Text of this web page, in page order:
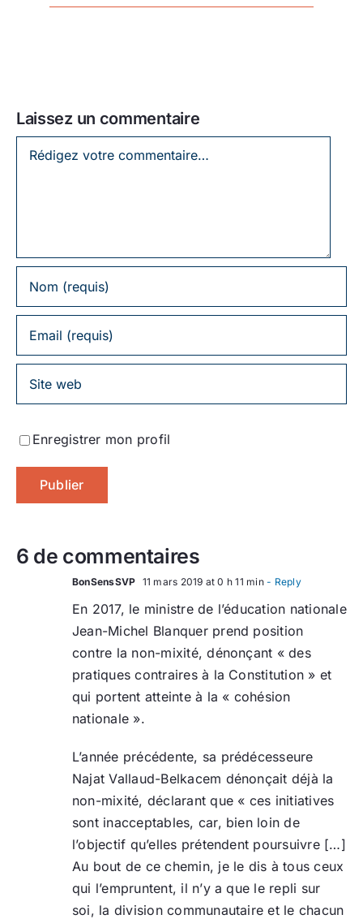
6 de commentaires
BonSensSVP 11 mars 2019 at 0 h 11 min- Reply
En 2017, le ministre de l’éducation nationale
Jean-Michel Blanquer prend position
contre la non-mixité, dénonçant « des
pratiques contraires à la Constitution » et
qui portent atteinte à la « cohésion
nationale ».
L’année précédente, sa prédécesseure
Najat Vallaud-Belkacem dénonçait déjà la
non-mixité, déclarant que « ces initiatives
sont inacceptables, car, bien loin de
l’objectif qu’elles prétendent poursuivre […]
Au bout de ce chemin, je le dis à tous ceux
qui l’empruntent, il n’y a que le repli sur
soi, la division communautaire et le chacun
Laissez un commentaire
Laissez
Enregistrer mon profil